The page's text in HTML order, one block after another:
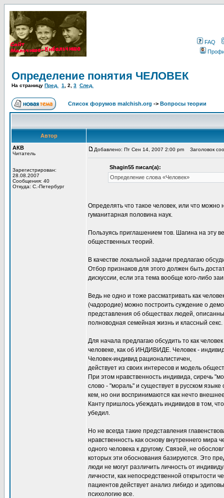
FAQ
Определение понятия ЧЕЛОВЕК
На страницу Пред. 1 2 3 След.
Список форумов malchish.org -> Вопросы теории
Автор
АКВ
Читатель
Зарегистрирован:
28.08.2007
Сообщения: 40
Откуда: С.-Петербург
Добавлено: Пт Сен 14, 2007 2:00 pm Заголовок
Shagin55 писал(а):
Определение слова «Человек»
Определять что такое человек, или что
гуманитарная половина наук.
Пользуясь приглашением тов. Шагина на эту
общественных теорий.
В качестве локальной задачи предлагаю
Отбор признаков для этого должен быть
дискуссии, если эта тема вообще кого-либо
Ведь не одно и тоже рассматривать как
(чадородие) можно построить суждение о
представления об обществах людей,
полноводная семейная жизнь и классный секс.
Для начала предлагаю обсудить то как
человеке, как об ИНДИВИДЕ. Человек -
Человек-индивид рационалистичен,
действует из своих интересов и модель
При этом нравственность индивида, сиречь
слово - "мораль" и существует в русском
кем, но они воспринимаются как нечто
Канту пришлось убеждать индивидов в том,
убедил.
Но не всегда такие представления
нравственность как основу внутреннего мира
одного человека к другому. Связей, не
которых эти обоснования базируются. Это
люди не могут различить личность от
личности, как непосредственной открытости
пациентов действует анализ либидо и
психологию все.